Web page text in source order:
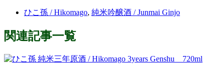
ひこ孫 / Hikomago, 純米吟醸酒 / Junmai Ginjo
関連記事一覧